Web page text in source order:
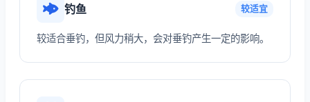
钓鱼 较适宜
较适合垂钓，但风力稍大，会对垂钓产生一定的影响。